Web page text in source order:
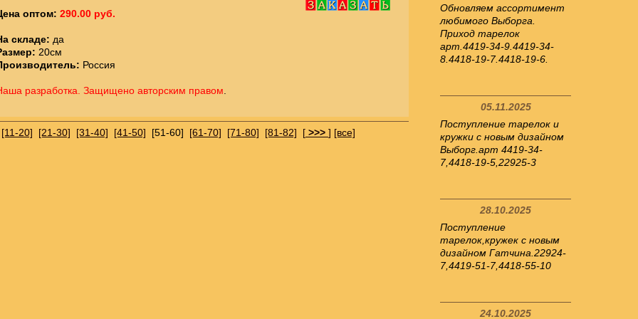
Обновляем ассортимент
любимого Выборга.
Приход тарелок
арт.4419-34-9.4419-34-
8.4418-19-7.4418-19-6.
05.11.2025
Поступление тарелок и
кружки с новым дизайном
Выборг.арт 4419-34-
7,4418-19-5,22925-3
28.10.2025
Поступление
тарелок,кружек с новым
дизайном Гатчина.22924-
7,4419-51-7,4418-55-10
24.10.2025
оптом: 290.00 руб.
складе: да
20см
Россия
разработка. Защищено авторским правом
[11-20] [21-30] [31-40] [41-50] [51-60] [61-70] [71-80] [81-82] [ >>> ] [все]